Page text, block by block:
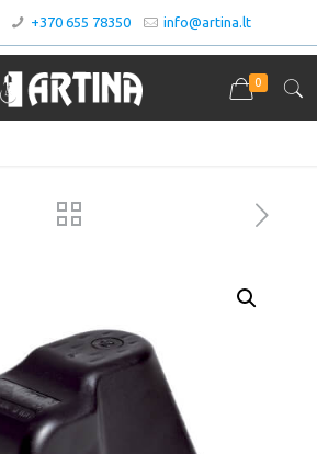
+370 655 78350 info@artina.lt
0
Asortimentas